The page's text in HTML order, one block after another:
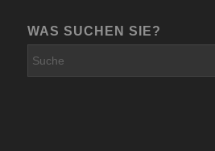
WAS SUCHEN SIE?